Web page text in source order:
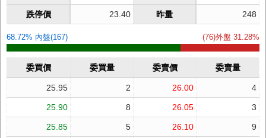
跌停價 23.40 昨量 248
68.72% 內盤(167) (76)外盤 31.28%
委買價 委買量 委賣價 委賣量
25.95 2 26.00 4
25.90 8 26.05 3
25.85 5 26.10 9